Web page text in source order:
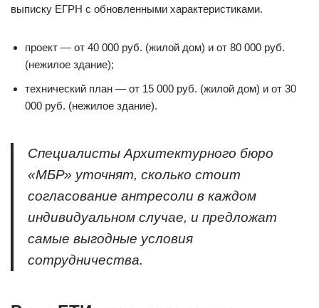
выписку ЕГРН с обновленными характеристиками.
проект — от 40 000 руб. (жилой дом) и от 80 000 руб.
(нежилое здание);
технический план — от 15 000 руб. (жилой дом) и от 30
000 руб. (нежилое здание).
Специалисты Архитектурного бюро
«МБР» уточнят, сколько стоит
согласование антресоли в каждом
индивидуальном случае, и предложат
самые выгодные условия
сотрудничества.